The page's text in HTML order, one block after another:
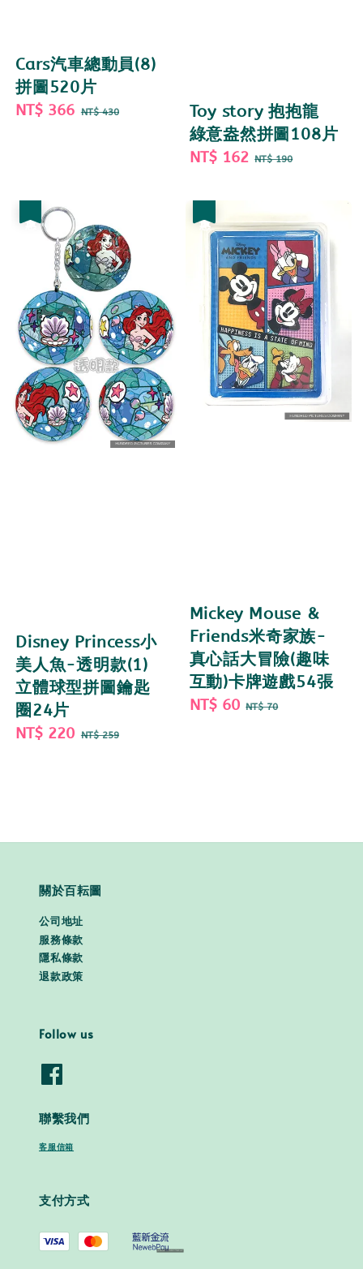
Cars汽車總動員(8)
拼圖520片
Sale
NT$ 366 Regular
NT$ 430
Toy story 抱抱龍
綠意盎然拼圖108片
Sale
NT$ 162 Regular
NT$ 190
Disney Princess小
美人魚-透明款(1)
立體球型拼圖鑰匙
圈24片
Sale
NT$ 220 Regular
NT$ 259
Mickey Mouse &
Friends米奇家族-
真心話大冒險(趣味
互動)卡牌遊戲54張
Sale
NT$ 60 Regular
NT$ 70
關於百耘圖
公司地址
服務條款
隱私條款
退款政策
Follow us
聯繫我們
客服信箱
支付方式